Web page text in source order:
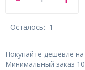
Осталось: 1
Покупайте дешевле
Минимальный заказ